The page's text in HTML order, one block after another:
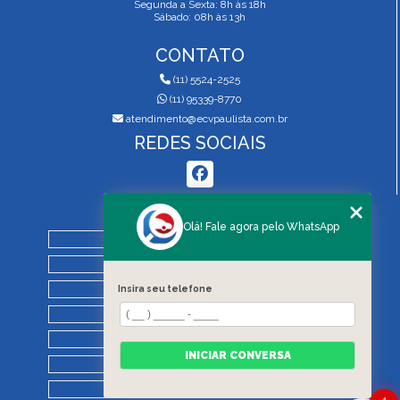
Segunda a Sexta: 8h às 18h
Sábado: 08h às 13h
CONTATO
(11) 5524-2525
(11) 95339-8770
atendimento@ecvpaulista.com.br
REDES SOCIAIS
MENU
QUEM SOMOS
SERVIÇOS
BLOG
REGRAS DE VISTORIA
Olá! Fale agora pelo WhatsApp
Insira seu telefone
INICIAR CONVERSA